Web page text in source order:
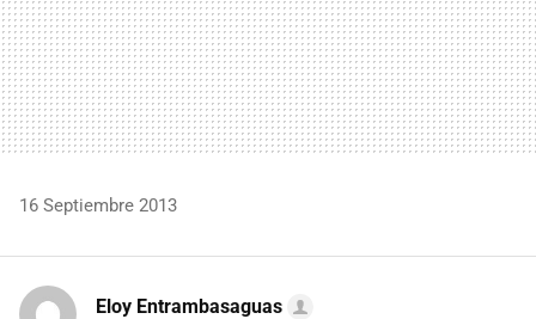
16 Septiembre 2013
Eloy Entrambasaguas